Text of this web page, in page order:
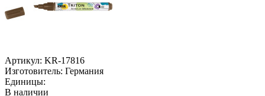
Артикул: KR-17816
Изготовитель: Германия
Единицы:
В наличии